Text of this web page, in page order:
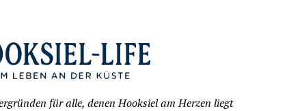
für alle, denen Hooksiel am Herzen liegt